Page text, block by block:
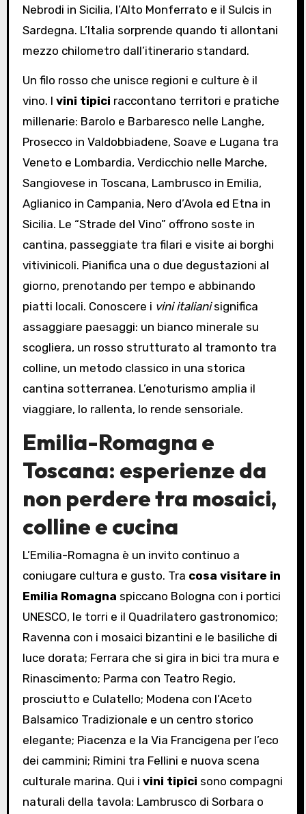
Nebrodi in Sicilia, l’Alto Monferrato e il Sulcis in
Sardegna. L’Italia sorprende quando ti allontani
mezzo chilometro dall’itinerario standard.
Un filo rosso che unisce regioni e culture è il
vino. I vini tipici raccontano territori e pratiche
millenarie: Barolo e Barbaresco nelle Langhe,
Prosecco in Valdobbiadene, Soave e Lugana tra
Veneto e Lombardia, Verdicchio nelle Marche,
Sangiovese in Toscana, Lambrusco in Emilia,
Aglianico in Campania, Nero d’Avola ed Etna in
Sicilia. Le “Strade del Vino” offrono soste in
cantina, passeggiate tra filari e visite ai borghi
vitivinicoli. Pianifica una o due degustazioni al
giorno, prenotando per tempo e abbinando
piatti locali. Conoscere i vini italianisignifica
assaggiare paesaggi: un bianco minerale su
scogliera, un rosso strutturato al tramonto tra
colline, un metodo classico in una storica
cantina sotterranea. L’enoturismo amplia il
viaggiare, lo rallenta, lo rende sensoriale.
Emilia-Romagna e
Toscana: esperienze da
non perdere tra mosaici,
colline e cucina
L’Emilia-Romagna è un invito continuo a
coniugare cultura e gusto. Tra cosa visitare in
Emilia Romagna spiccano Bologna con i portici
UNESCO, le torri e il Quadrilatero gastronomico;
Ravenna con i mosaici bizantini e le basiliche di
luce dorata; Ferrara che si gira in bici tra mura e
Rinascimento; Parma con Teatro Regio,
prosciutto e Culatello; Modena con l’Aceto
Balsamico Tradizionale e un centro storico
elegante; Piacenza e la Via Francigena per l’eco
dei cammini; Rimini tra Fellini e nuova scena
culturale marina. Qui i vini tipici sono compagni
naturali della tavola: Lambrusco di Sorbara o